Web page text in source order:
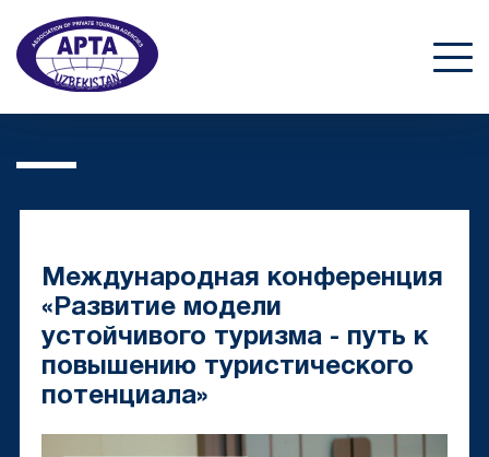
Международная конференция
«Развитие модели
устойчивого туризма - путь к
повышению туристического
потенциала»